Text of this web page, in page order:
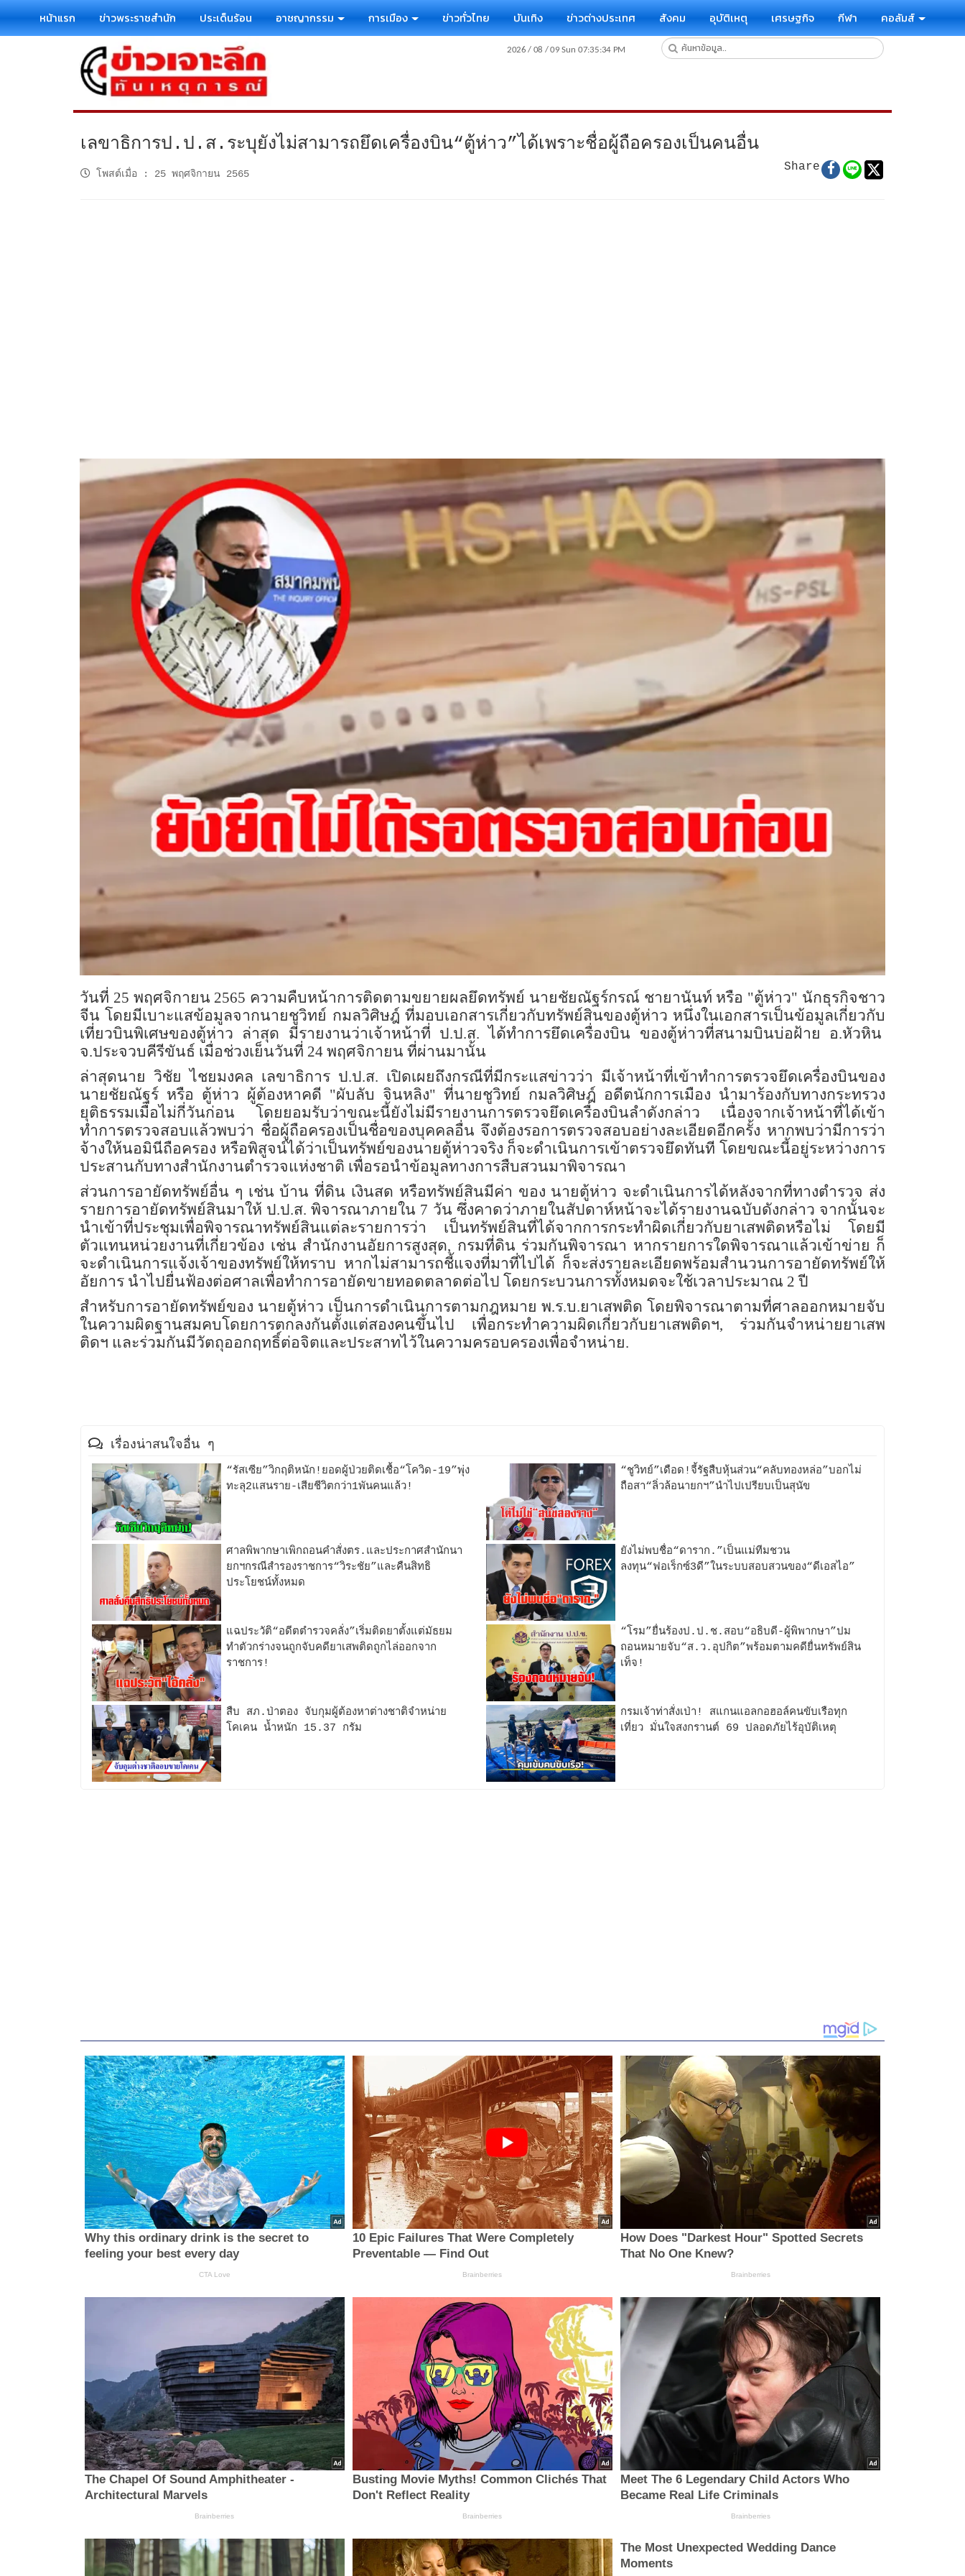
หน้าแรก ข่าวพระราชสำนัก ประเด็นร้อน อาชญากรรม การเมือง ข่าวทั่วไทย บันเทิง ข่าวต่างประเทศ สังคม อุบัติเหตุ เศรษฐกิจ กีฬา คอลัมส์
เลขาธิการป.ป.ส.ระบุยังไม่สามารถยึดเครื่องบิน“ตู้ห่าว”ได้เพราะชื่อผู้ถือครองเป็นคนอื่น
โพสต์เมื่อ : 25 พฤศจิกายน 2565
Share
วันที่ 25 พฤศจิกายน 2565 ความคืบหน้าการติดตามขยายผลยึดทรัพย์ นายชัยณัฐร์กรณ์ ชายานันท์ หรือ "ตู้ห่าว" นักธุรกิจชาว
จีน โดยมีเบาะแสข้อมูลจากนายชูวิทย์ กมลวิศิษฎ์ ที่มอบเอกสารเกี่ยวกับทรัพย์สินของตู้ห่าว หนึ่งในเอกสารเป็นข้อมูลเกี่ยวกับ
เที่ยวบินพิเศษของตู้ห่าว ล่าสุด มีรายงานว่าเจ้าหน้าที่ ป.ป.ส. ได้ทำการยึดเครื่องบิน ของตู้ห่าวที่สนามบินบ่อฝ้าย อ.หัวหิน
จ.ประจวบคีรีขันธ์ เมื่อช่วงเย็นวันที่ 24 พฤศจิกายน ที่ผ่านมานั้น
ล่าสุดนาย วิชัย ไชยมงคล เลขาธิการ ป.ป.ส. เปิดเผยถึงกรณีที่มีกระแสข่าวว่า มีเจ้าหน้าที่เข้าทำการตรวจยึดเครื่องบินของ
นายชัยณัฐร์ หรือ ตู้ห่าว ผู้ต้องหาคดี "ผับลับ จินหลิง" ที่นายชูวิทย์ กมลวิศิษฎ์ อดีตนักการเมือง นำมาร้องกับทางกระทรวง
ยุติธรรมเมื่อไม่กี่วันก่อน โดยยอมรับว่าขณะนี้ยังไม่มีรายงานการตรวจยึดเครื่องบินลำดังกล่าว เนื่องจากเจ้าหน้าที่ได้เข้า
ทำการตรวจสอบแล้วพบว่า ชื่อผู้ถือครองเป็นชื่อของบุคคลอื่น จึงต้องรอการตรวจสอบอย่างละเอียดอีกครั้ง หากพบว่ามีการว่า
จ้างให้นอมินีถือครอง หรือพิสูจน์ได้ว่าเป็นทรัพย์ของนายตู้ห่าวจริง ก็จะดำเนินการเข้าตรวจยึดทันที โดยขณะนี้อยู่ระหว่างการ
ประสานกับทางสำนักงานตำรวจแห่งชาติ เพื่อรอนำข้อมูลทางการสืบสวนมาพิจารณา
ส่วนการอายัดทรัพย์อื่น ๆ เช่น บ้าน ที่ดิน เงินสด หรือทรัพย์สินมีค่า ของ นายตู้ห่าว จะดำเนินการได้หลังจากที่ทางตำรวจ ส่ง
รายการอายัดทรัพย์สินมาให้ ป.ป.ส. พิจารณาภายใน 7 วัน ซึ่งคาดว่าภายในสัปดาห์หน้าจะได้รายงานฉบับดังกล่าว จากนั้นจะ
นำเข้าที่ประชุมเพื่อพิจารณาทรัพย์สินแต่ละรายการว่า เป็นทรัพย์สินที่ได้จากการกระทำผิดเกี่ยวกับยาเสพติดหรือไม่ โดยมี
ตัวแทนหน่วยงานที่เกี่ยวข้อง เช่น สำนักงานอัยการสูงสุด, กรมที่ดิน ร่วมกันพิจารณา หากรายการใดพิจารณาแล้วเข้าข่าย ก็
จะดำเนินการแจ้งเจ้าของทรัพย์ให้ทราบ หากไม่สามารถชี้แจงที่มาที่ไปได้ ก็จะส่งรายละเอียดพร้อมสำนวนการอายัดทรัพย์ให้
อัยการ นำไปยื่นฟ้องต่อศาลเพื่อทำการอายัดขายทอดตลาดต่อไป โดยกระบวนการทั้งหมดจะใช้เวลาประมาณ 2 ปี
สำหรับการอายัดทรัพย์ของ นายตู้ห่าว เป็นการดำเนินการตามกฎหมาย พ.ร.บ.ยาเสพติด โดยพิจารณาตามที่ศาลออกหมายจับ
ในความผิดฐานสมคบโดยการตกลงกันตั้งแต่สองคนขึ้นไป เพื่อกระทำความผิดเกี่ยวกับยาเสพติดฯ, ร่วมกันจำหน่ายยาเสพ
ติดฯ และร่วมกันมีวัตถุออกฤทธิ์ต่อจิตและประสาทไว้ในความครอบครองเพื่อจำหน่าย.
เรื่องน่าสนใจอื่น ๆ
“รัสเซีย”วิกฤติหนัก!ยอดผู้ป่วยติดเชื้อ“โควิด-19”พุ่ง
ทะลุ2แสนราย-เสียชีวิตกว่า1พันคนแล้ว!
“ชูวิทย์”เดือด!จี้รัฐสืบหุ้นส่วน“คลับทองหล่อ”บอกไม่
ถือสา“ลิ่วล้อนายกฯ”นำไปเปรียบเป็นสุนัข
ศาลพิพากษาเพิกถอนคำสั่งตร.และประกาศสำนักนา
ยกฯกรณีสำรองราชการ“วิระชัย”และคืนสิทธิ
ประโยชน์ทั้งหมด
ยังไม่พบชื่อ“ดาราก.”เป็นแม่ทีมชวน
ลงทุน“ฟอเร็กซ์3ดี”ในระบบสอบสวนของ“ดีเอสไอ”
แฉประวัติ“อดีตตำรวจคลั่ง”เริ่มติดยาตั้งแต่มัธยม
ทำตัวกร่างจนถูกจับคดียาเสพติดถูกไล่ออกจาก
ราชการ!
“โรม”ยื่นร้องป.ป.ช.สอบ“อธิบดี-ผู้พิพากษา”ปม
ถอนหมายจับ“ส.ว.อุปกิต”พร้อมตามคดียื่นทรัพย์สิน
เท็จ!
สืบ สภ.ป่าตอง จับกุมผู้ต้องหาต่างชาติจำหน่าย
โคเคน น้ำหนัก 15.37 กรัม
กรมเจ้าท่าสั่งเป่า! สแกนแอลกอฮอล์คนขับเรือทุก
เที่ยว มั่นใจสงกรานต์ 69 ปลอดภัยไร้อุบัติเหตุ